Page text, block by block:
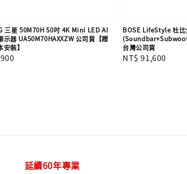
三星 50M70H 50吋 4K Mini LED AI
示器 UA50M70HAXXZW 公司貨【贈
裝】
BOSE LifeStyle 杜
台灣公司貨
Regular
NT$ 91,600
延續60年專業